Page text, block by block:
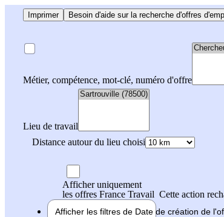
Imprimer Besoin d'aide sur la recherche d'offres
Métier, compétence, mot-clé, numéro d'offre
Lieu de travail
Distance autour du lieu choisi
Afficher uniquement
les offres France Travail Cette action
Afficher les filtres de Date de création de